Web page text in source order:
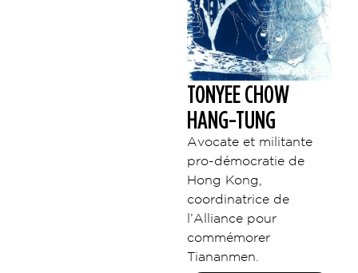
TONYEE CHOW
HANG-TUNG
Avocate et militante
pro-démocratie de
Hong Kong,
coordinatrice de
l’Alliance pour
commémorer
Tiananmen.